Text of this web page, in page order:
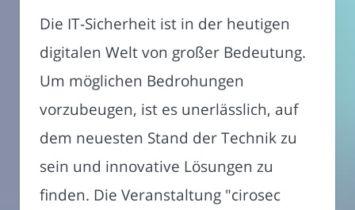
Die IT-Sicherheit ist in der heutigen
digitalen Welt von großer Bedeutung.
Um möglichen Bedrohungen
vorzubeugen, ist es unerlässlich, auf
dem neuesten Stand der Technik zu
sein und innovative Lösungen zu
finden. Die Veranstaltung "cirosec